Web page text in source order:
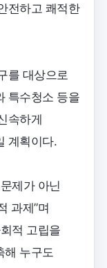
전하고 쾌적한
를 대상으로
특수청소 등을
속하게
계획이다.
제가 아닌
과제”며
적 고립을
해 누구도